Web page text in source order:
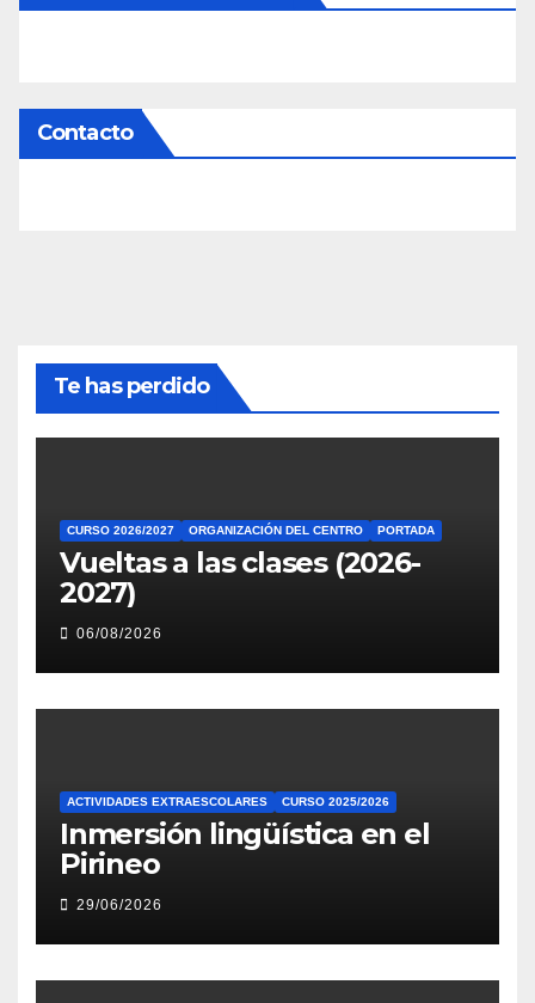
Contacto
Te has perdido
CURSO 2026/2027 ORGANIZACIÓN DEL CENTRO PORTADA
Vueltas a las clases (2026-
2027)
06/08/2026
ACTIVIDADES EXTRAESCOLARES CURSO 2025/2026
Inmersión lingüística en el
Pirineo
29/06/2026